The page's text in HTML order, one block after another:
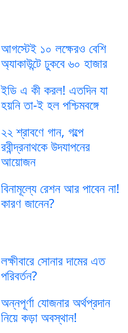
আগস্টেই ১০ লক্ষেরও বেশি
অ্যাকাউন্টে ঢুকবে ৬০ হাজার
ইডি এ কী করল! এতদিন যা
হয়নি তা-ই হল পশ্চিমবঙ্গে
২২ শ্রাবণে গান, গল্পে
রবীন্দ্রনাথকে উদযাপনের
আয়োজন
বিনামূল্যে রেশন আর পাবেন না!
কারণ জানেন?
লক্ষীবারে সোনার দামের এত
পরিবর্তন?
অন্নপূর্ণা যোজনার অর্থপ্রদান
নিয়ে কড়া অবস্থান!